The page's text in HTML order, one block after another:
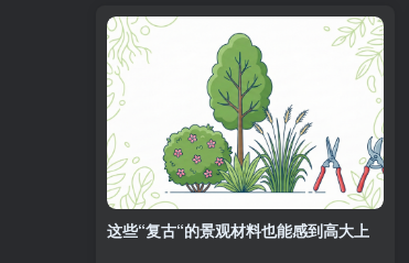
这些“复古“的景观材料也能感到高大上